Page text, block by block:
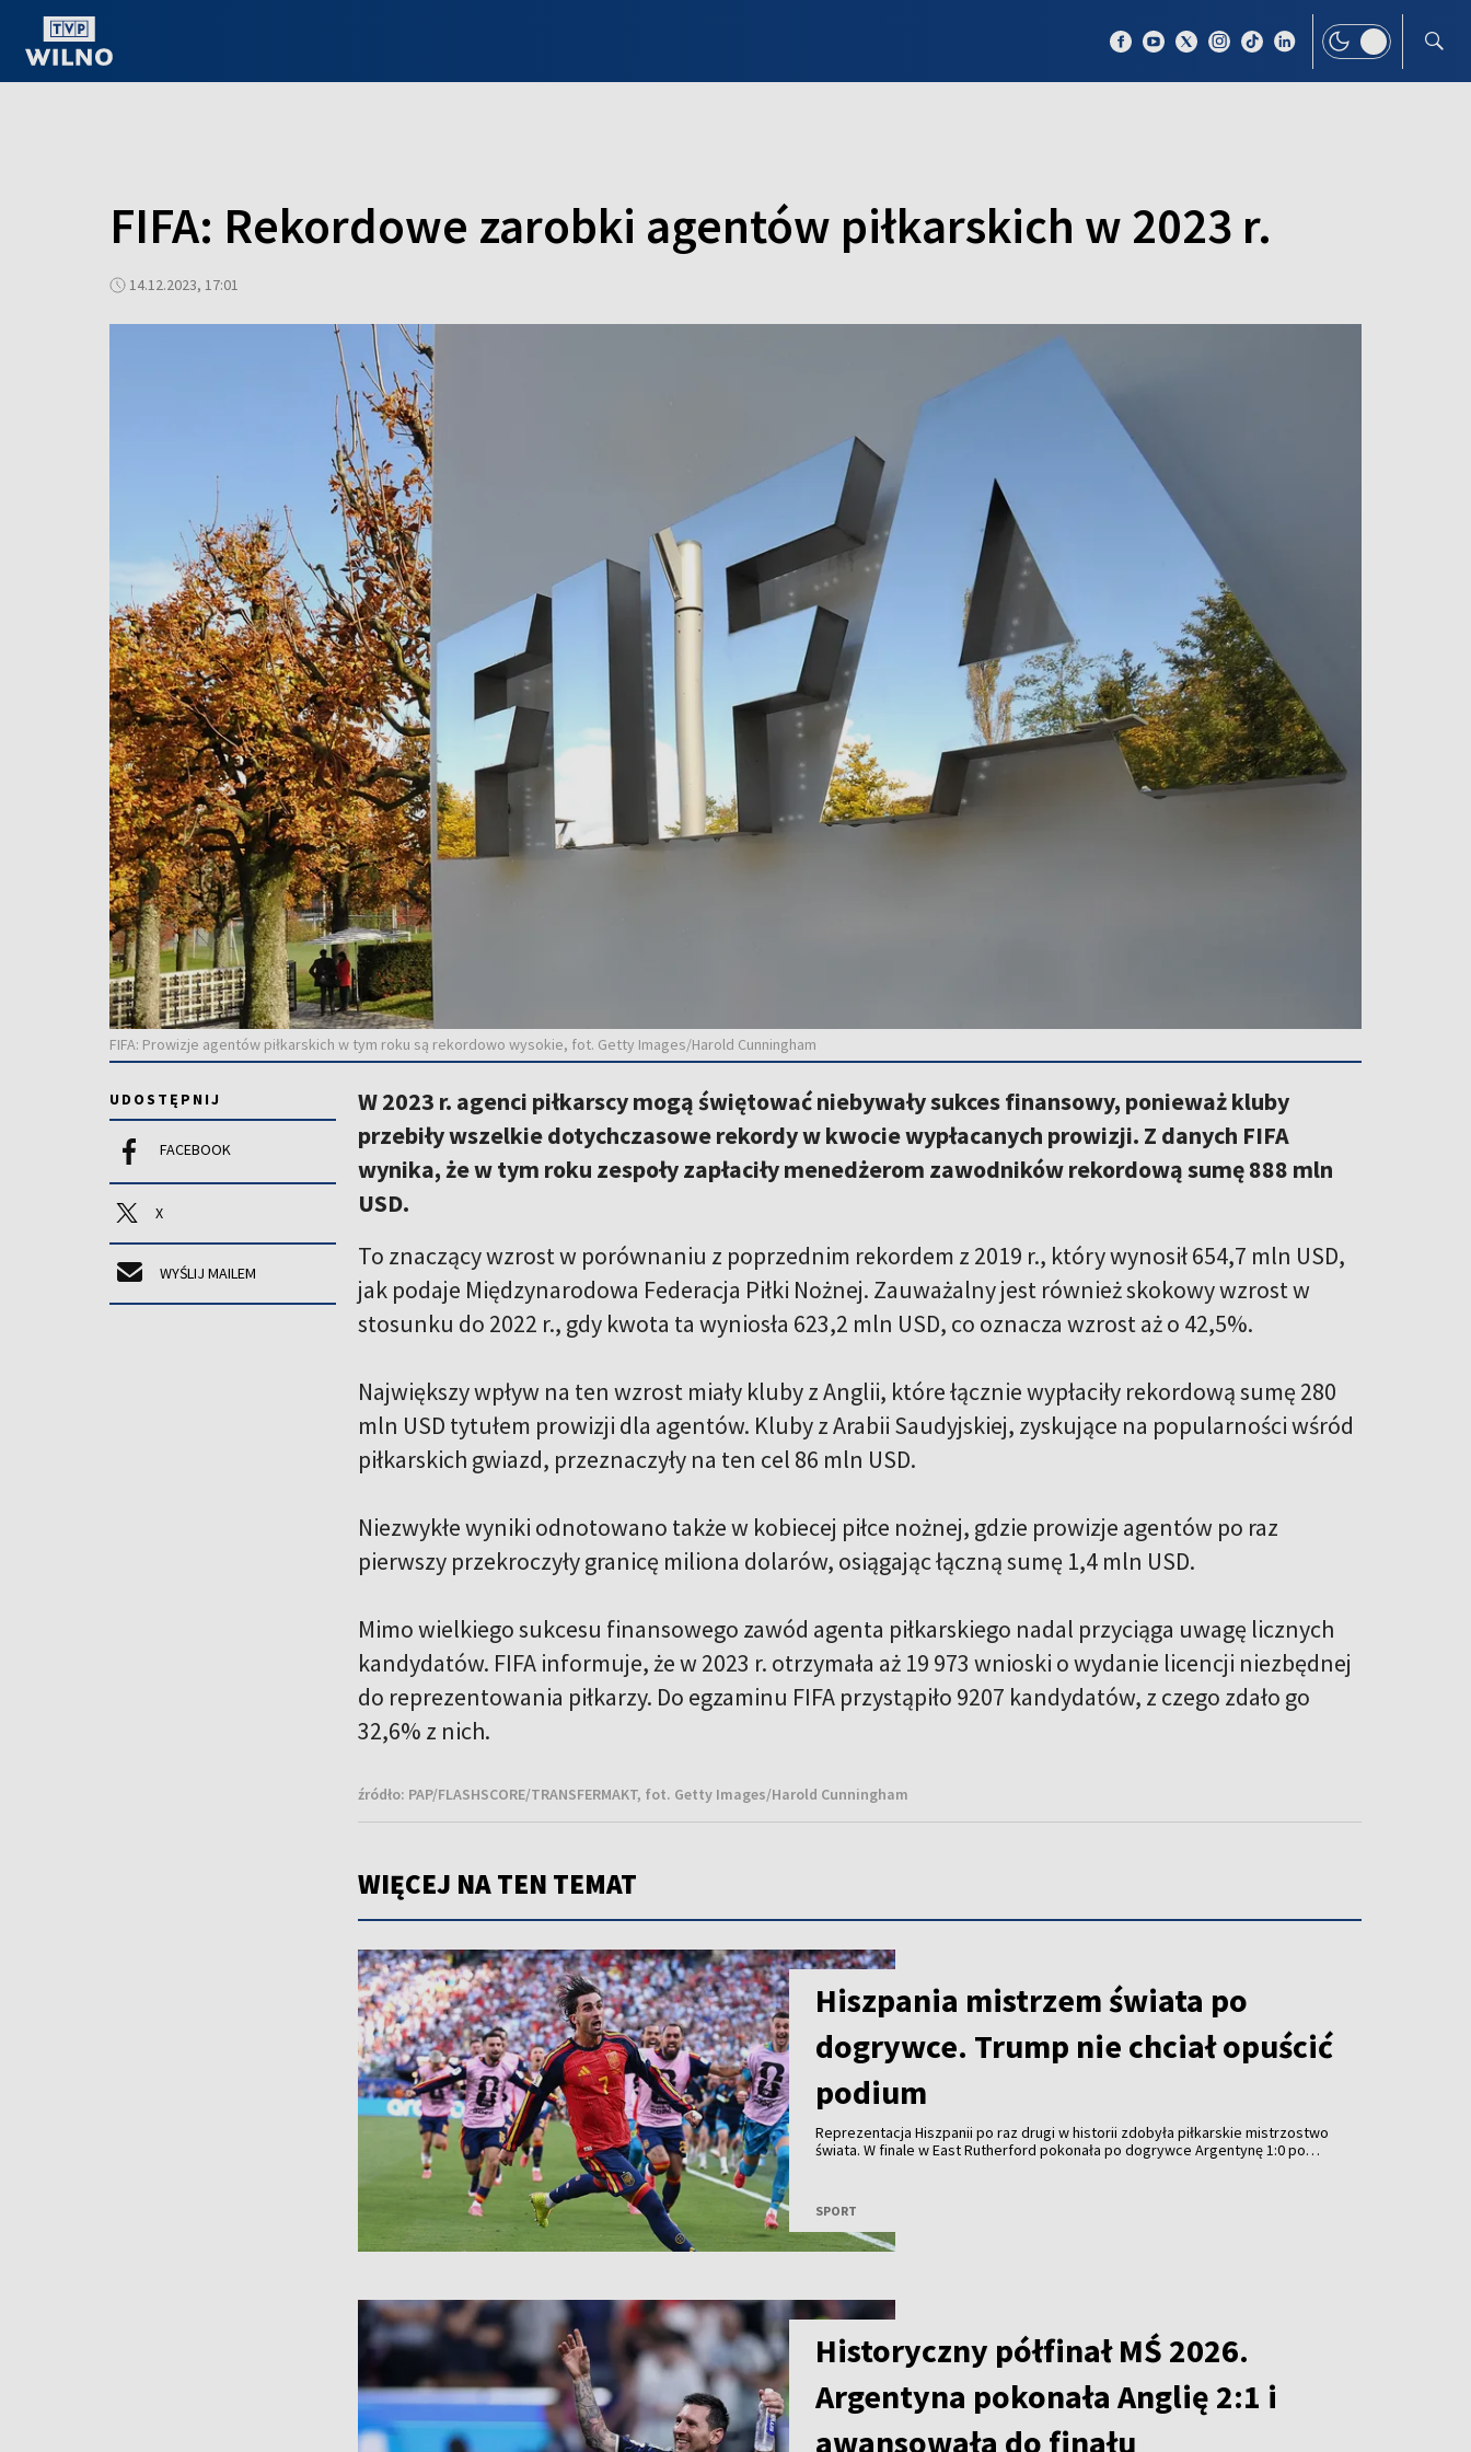
FIFA: Rekordowe zarobki agentów piłkarskich w 2023 r.
14.12.2023, 17:01
FIFA: Prowizje agentów piłkarskich w tym roku są rekordowo wysokie, fot. Getty Images/Harold Cunningham
UDOSTĘPNIJ
FACEBOOK
X
WYŚLIJ MAILEM
W 2023 r. agenci piłkarscy mogą świętować niebywały sukces finansowy, ponieważ kluby
przebiły wszelkie dotychczasowe rekordy w kwocie wypłacanych prowizji. Z danych FIFA
wynika, że w tym roku zespoły zapłaciły menedżerom zawodników rekordową sumę 888 mln
USD.
To znaczący wzrost w porównaniu z poprzednim rekordem z 2019 r., który wynosił 654,7 mln USD,
jak podaje Międzynarodowa Federacja Piłki Nożnej. Zauważalny jest również skokowy wzrost w
stosunku do 2022 r., gdy kwota ta wyniosła 623,2 mln USD, co oznacza wzrost aż o 42,5%.
Największy wpływ na ten wzrost miały kluby z Anglii, które łącznie wypłaciły rekordową sumę 280
mln USD tytułem prowizji dla agentów. Kluby z Arabii Saudyjskiej, zyskujące na popularności wśród
piłkarskich gwiazd, przeznaczyły na ten cel 86 mln USD.
Niezwykłe wyniki odnotowano także w kobiecej piłce nożnej, gdzie prowizje agentów po raz
pierwszy przekroczyły granicę miliona dolarów, osiągając łączną sumę 1,4 mln USD.
Mimo wielkiego sukcesu finansowego zawód agenta piłkarskiego nadal przyciąga uwagę licznych
kandydatów. FIFA informuje, że w 2023 r. otrzymała aż 19 973 wnioski o wydanie licencji niezbędnej
do reprezentowania piłkarzy. Do egzaminu FIFA przystąpiło 9207 kandydatów, z czego zdało go
32,6% z nich.
źródło: PAP/FLASHSCORE/TRANSFERMAKT, fot. Getty Images/Harold Cunningham
WIĘCEJ NA TEN TEMAT
Hiszpania mistrzem świata po
dogrywce. Trump nie chciał opuścić
podium
Reprezentacja Hiszpanii po raz drugi w historii zdobyła piłkarskie mistrzostwo
świata. W finale w East Rutherford pokonała po dogrywce Argentynę 1:0 po
rokiem podczas finału Klubowych Mistrzostw Świata – nie chciał opuścić
podium.
SPORT
Historyczny półfinał MŚ 2026.
Argentyna pokonała Anglię 2:1 i
awansowała do finału